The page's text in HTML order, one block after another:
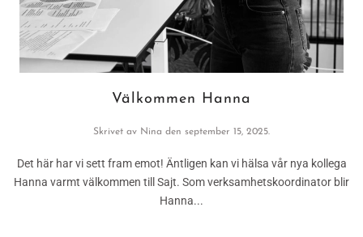
Välkommen Hanna
Skrivet av Nina den september 15, 2025.
Det här har vi sett fram emot! Äntligen kan vi hälsa vår nya kollega
Hanna varmt välkommen till Sajt. Som verksamhetskoordinator blir
Hanna...